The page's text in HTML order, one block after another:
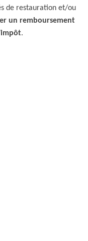
de restauration et/ou
un remboursement
.